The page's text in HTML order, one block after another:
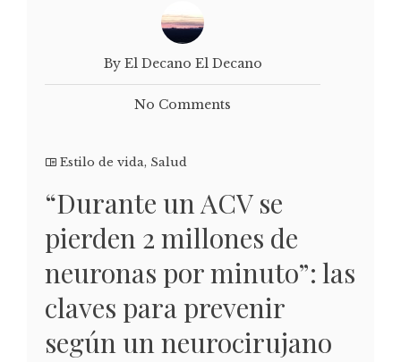
By El Decano El Decano
No Comments
Estilo de vida, Salud
“Durante un ACV se
pierden 2 millones de
neuronas por minuto”: las
claves para prevenir
según un neurocirujano